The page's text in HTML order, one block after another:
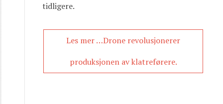
tidligere.
Les mer …Drone revolusjonerer
produksjonen av klatreførere.